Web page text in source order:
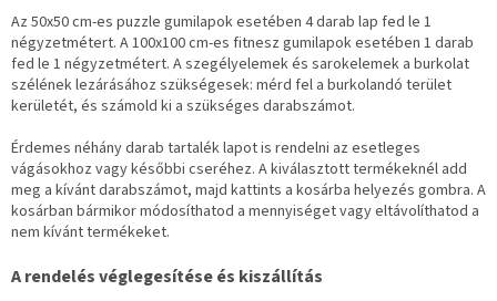
Az 50x50 cm-es puzzle gumilapok esetében 4 darab lap fed le 1
négyzetmétert. A 100x100 cm-es fitnesz gumilapok esetében 1 darab
fed le 1 négyzetmétert. A szegélyelemek és sarokelemek a burkolat
szélének lezárásához szükségesek: mérd fel a burkolandó terület
kerületét, és számold ki a szükséges darabszámot.
Érdemes néhány darab tartalék lapot is rendelni az esetleges
vágásokhoz vagy későbbi cseréhez. A kiválasztott termékeknél add
meg a kívánt darabszámot, majd kattints a kosárba helyezés gombra. A
kosárban bármikor módosíthatod a mennyiséget vagy eltávolíthatod a
nem kívánt termékeket.
A rendelés véglegesítése és kiszállítás